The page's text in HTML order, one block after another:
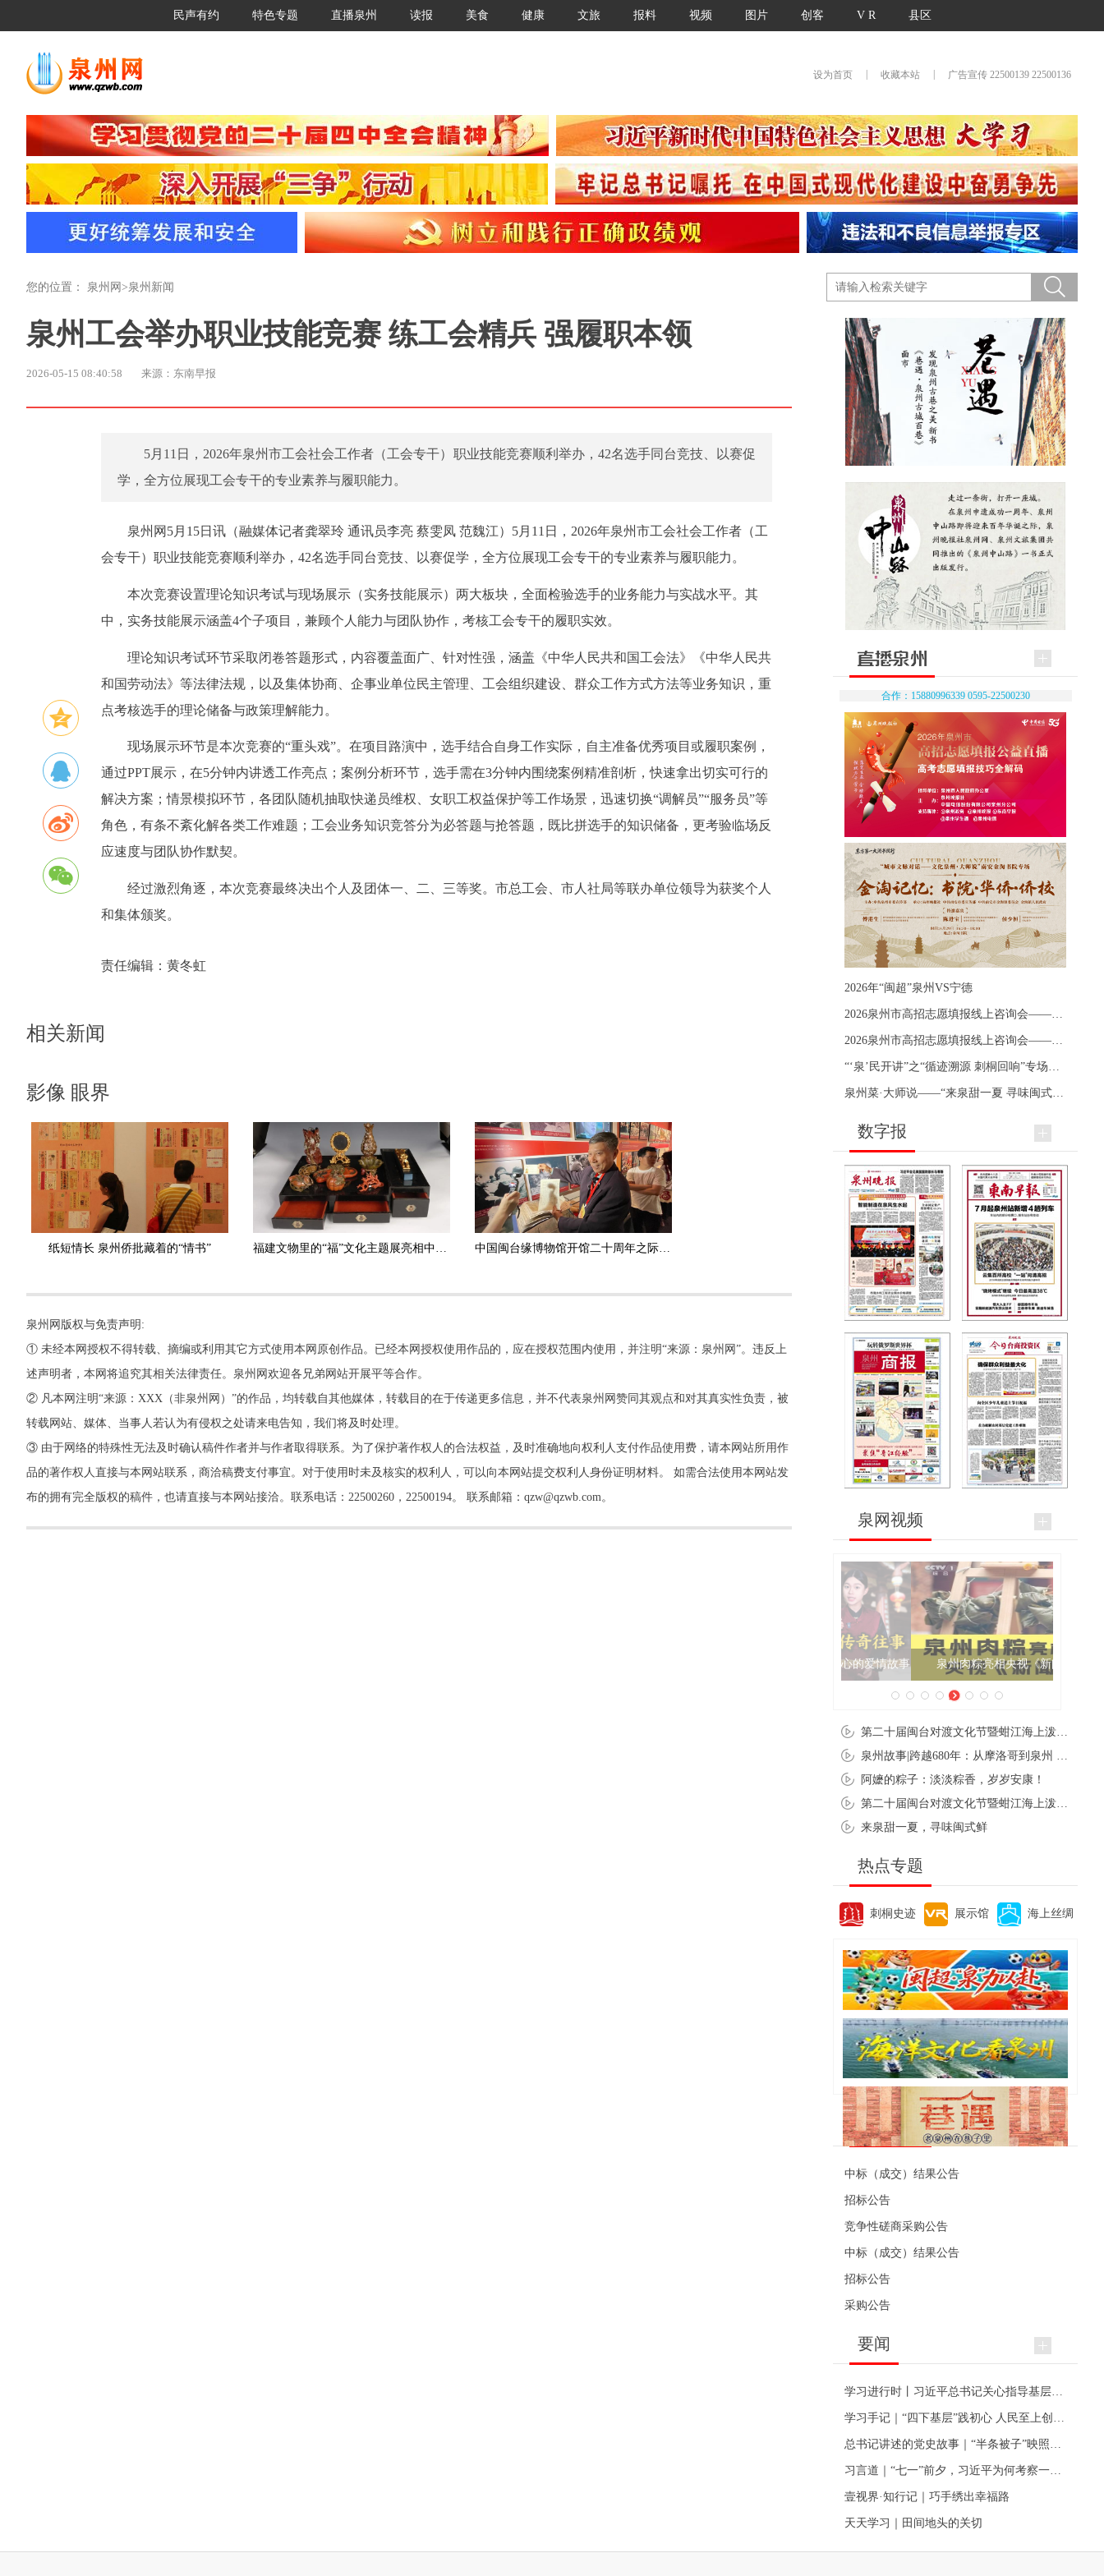
民声有约 特色专题 直播泉州 读报 美食 健康 文旅 报料 视频 图片 创客 V R 县区
设为首页 收藏本站 广告宣传 22500139 22500136
您的位置： 泉州网 >泉州新闻
泉州工会举办职业技能竞赛 练工会精兵 强履职本领
2026-05-15 08:40:58 来源：东南早报
5月11日，2026年泉州市工会社会工作者（工会专干）职业技能竞赛顺利举办，42名选手同台竞技、以赛促
学，全方位展现工会专干的专业素养与履职能力。
泉州网5月15日讯（融媒体记者龚翠玲 通讯员李亮 蔡雯凤 范魏江）5月11日，2026年泉州市工会社会工作者（工
会专干）职业技能竞赛顺利举办，42名选手同台竞技、以赛促学，全方位展现工会专干的专业素养与履职能力。
本次竞赛设置理论知识考试与现场展示（实务技能展示）两大板块，全面检验选手的业务能力与实战水平。其
中，实务技能展示涵盖4个子项目，兼顾个人能力与团队协作，考核工会专干的履职实效。
理论知识考试环节采取闭卷答题形式，内容覆盖面广、针对性强，涵盖《中华人民共和国工会法》《中华人民共
和国劳动法》等法律法规，以及集体协商、企事业单位民主管理、工会组织建设、群众工作方式方法等业务知识，重
点考核选手的理论储备与政策理解能力。
现场展示环节是本次竞赛的“重头戏”。在项目路演中，选手结合自身工作实际，自主准备优秀项目或履职案例，
通过PPT展示，在5分钟内讲透工作亮点；案例分析环节，选手需在3分钟内围绕案例精准剖析，快速拿出切实可行的
解决方案；情景模拟环节，各团队随机抽取快递员维权、女职工权益保护等工作场景，迅速切换“调解员”“服务员”等
角色，有条不紊化解各类工作难题；工会业务知识竞答分为必答题与抢答题，既比拼选手的知识储备，更考验临场反
应速度与团队协作默契。
经过激烈角逐，本次竞赛最终决出个人及团体一、二、三等奖。市总工会、市人社局等联办单位领导为获奖个人
和集体颁奖。
责任编辑： 黄冬虹
相关新闻
影像 眼界
纸短情长 泉州侨批藏着的“情书” 福建文物里的“福”文化主题展亮相中国闽台缘博物馆 中国闽台缘博物馆开馆二十周年之际，“两岸信使”田圻畅捐赠书信档案超6000件
泉州网版权与免责声明:
① 未经本网授权不得转载、摘编或利用其它方式使用本网原创作品。已经本网授权使用作品的，应在授权范围内使用，并注明“来源：泉州网”。违反上
述声明者，本网将追究其相关法律责任。泉州网欢迎各兄弟网站开展平等合作。
② 凡本网注明“来源：XXX（非泉州网）”的作品，均转载自其他媒体，转载目的在于传递更多信息，并不代表泉州网赞同其观点和对其真实性负责，被
转载网站、媒体、当事人若认为有侵权之处请来电告知，我们将及时处理。
③ 由于网络的特殊性无法及时确认稿件作者并与作者取得联系。为了保护著作权人的合法权益，及时准确地向权利人支付作品使用费，请本网站所用作
品的著作权人直接与本网站联系，商洽稿费支付事宜。对于使用时未及核实的权利人，可以向本网站提交权利人身份证明材料。 如需合法使用本网站发
布的拥有完全版权的稿件，也请直接与本网站接洽。联系电话：22500260，22500194。 联系邮箱：qzw@qzwb.com。
合作：15880996339 0595-22500230
2026年“闽超”泉州VS宁德
数字报
泉网视频
泉州肉粽亮相央视《新闻联播》
阿嬷的粽子：淡淡粽香，岁岁安康！
来泉甜一夏，寻味闽式鲜
热点专题
刺桐史迹 展示馆 海上丝绸
便民资讯
中标（成交）结果公告
招标公告
竞争性磋商采购公告
中标（成交）结果公告
招标公告
采购公告
要闻
壹视界·知行记｜巧手绣出幸福路
天天学习｜田间地头的关切